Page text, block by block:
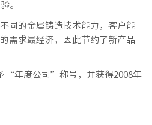
。
同的金属铸造技术能力，客户能
需求最经济，因此节约了新产品
“年度公司”称号，并获得2008年